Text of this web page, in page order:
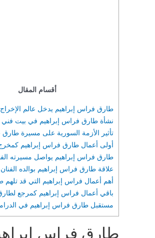
أقسام المقال
طارق فراس إبراهيم يدخل عالم الإخراج
نشأة طارق فراس إبراهيم في بيت فني
تأثير الأزمة السورية على مسيرة
أولى أعمال طارق فراس إبراهيم
طارق فراس إبراهيم يواصل مسيرته
علاقة طارق فراس إبراهيم بوالده الفنان
أهم أعمال فراس إبراهيم التي قد تلهم
باقي أعمال فراس إبراهيم كمرجع
مستقبل طارق فراس إبراهيم في الدراما
طارق فراس